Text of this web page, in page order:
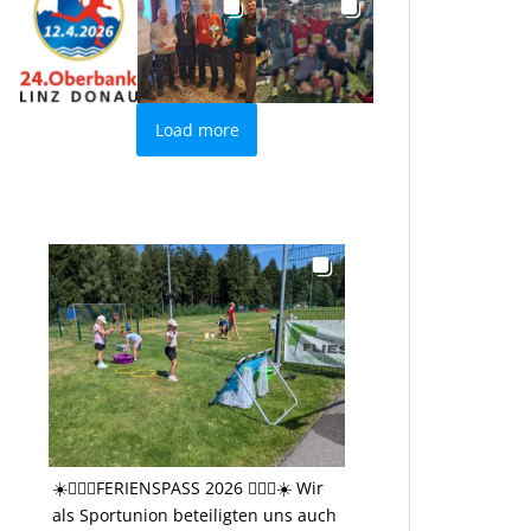
Load more
☀️🤸🏻‍♂️FERIENSPASS 2026 🤸🏻‍♂️☀️ Wir
als Sportunion beteiligten uns auch